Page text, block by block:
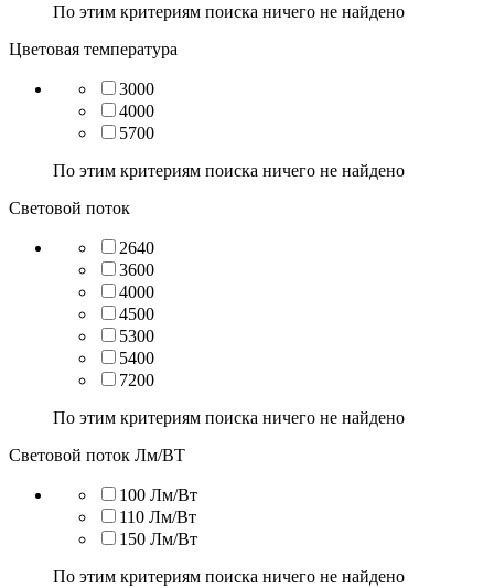
По этим критериям поиска ничего не найдено
Цветовая температура
3000
4000
5700
По этим критериям поиска ничего не найдено
Световой поток
2640
3600
4000
4500
5300
5400
7200
По этим критериям поиска ничего не найдено
Световой поток Лм/ВТ
100 Лм/Вт
110 Лм/Вт
150 Лм/Вт
По этим критериям поиска ничего не найдено